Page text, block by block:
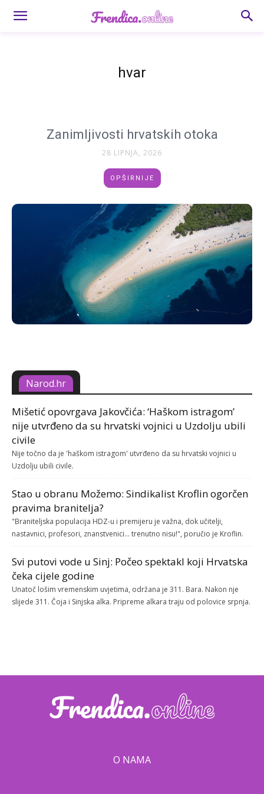
hvar
Zanimljivosti hrvatskih otoka
28 LIPNJA, 2026
OPŠIRNIJE
Narod.hr
Mišetić opovrgava Jakovčića: ‘Haškom istragom’
nije utvrđeno da su hrvatski vojnici u Uzdolju ubili
civile
Nije točno da je 'haškom istragom' utvrđeno da su hrvatski vojnici u
Uzdolju ubili civile.
Stao u obranu Možemo: Sindikalist Kroflin ogorčen
pravima branitelja?
"Braniteljska populacija HDZ-u i premijeru je važna, dok učitelji,
nastavnici, profesori, znanstvenici... trenutno nisu!", poručio je Kroflin.
Svi putovi vode u Sinj: Počeo spektakl koji Hrvatska
čeka cijele godine
Unatoč lošim vremenskim uvjetima, održana je 311. Bara. Nakon nje
slijede 311. Čoja i Sinjska alka. Pripreme alkara traju od polovice srpnja.
O NAMA